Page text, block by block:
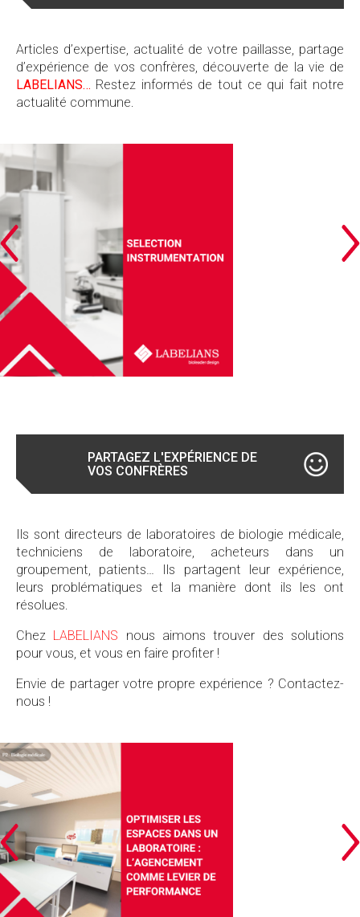
Articles d’expertise, actualité de votre paillasse, partage
d’expérience de vos confrères, découverte de la vie de
LABELIANS… Restez informés de tout ce qui fait notre
actualité commune.
PARTAGEZ L'EXPÉRIENCE DE
VOS CONFRÈRES
Ils sont directeurs de laboratoires de biologie médicale,
techniciens de laboratoire, acheteurs dans un
groupement, patients… Ils partagent leur expérience,
leurs problématiques et la manière dont ils les ont
résolues.
Chez LABELIANS nous aimons trouver des solutions
pour vous, et vous en faire profiter !
Envie de partager votre propre expérience ? Contactez-
nous !